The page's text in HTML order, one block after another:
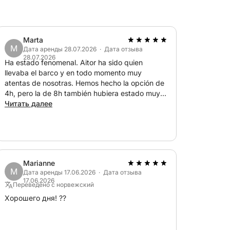
10 дюймов.
3 м².
и морскими динамиками Sony XS-MP
и комфортным пенополиуретаном
в носовой части и диван в кормовой
M
Marta
Дата аренды 28.07.2026 · Дата отзыва
28.07.2026
Ha estado fenomenal. Aitor ha sido quien
llevaba el barco y en todo momento muy
atentas de nosotras. Hemos hecho la opción de
4h, pero la de 8h también hubiera estado muy
bien. Nos hemos bañado, visitado muchas
Читать далее
M
Marianne
Дата аренды 17.06.2026 · Дата отзыва
17.06.2026
Переведено с норвежский
Хорошего дня! ??